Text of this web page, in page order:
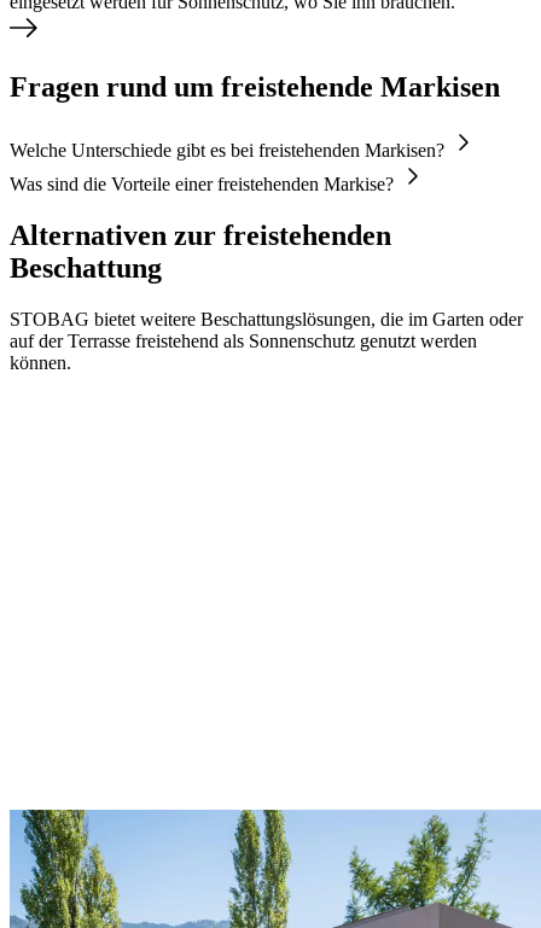
Fragen rund um freistehende Markisen
Welche Unterschiede gibt es bei freistehenden Markisen?
Was sind die Vorteile einer freistehenden Markise?
Alternativen zur freistehenden
Beschattung
STOBAG bietet weitere Beschattungslösungen, die im Garten oder
auf der Terrasse freistehend als Sonnenschutz genutzt werden
können.